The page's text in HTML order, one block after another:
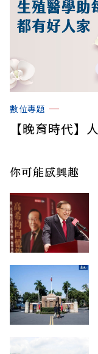
數位專題
【晚育時代】
你可能感興趣